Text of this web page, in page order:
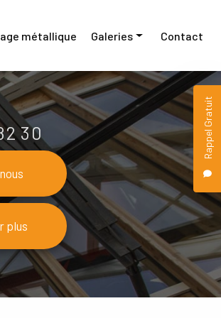
Rappel Gratuit
métallique Galeries
Menuiserie métallique
Construction métallique
Bardage métallique
Contact
30
plus